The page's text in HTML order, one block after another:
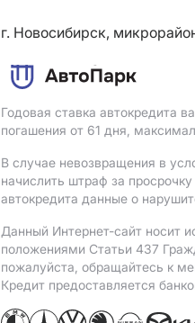
г. Новосибирск,
Годовая ставка автокредита
погашения от 61 дня,
В случае невозвращения в
начислить штраф за
автокредита данные о
Данный Интернет-сайт носит
положениями Статьи 437
пожалуйста, обращайтесь к
Кредит предоставляется